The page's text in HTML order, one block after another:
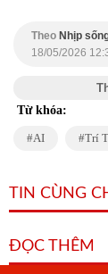
Theo Nhịp
18/05/2026
Từ khóa:
AI Trí
TIN CÙNG
ĐỌC THÊM